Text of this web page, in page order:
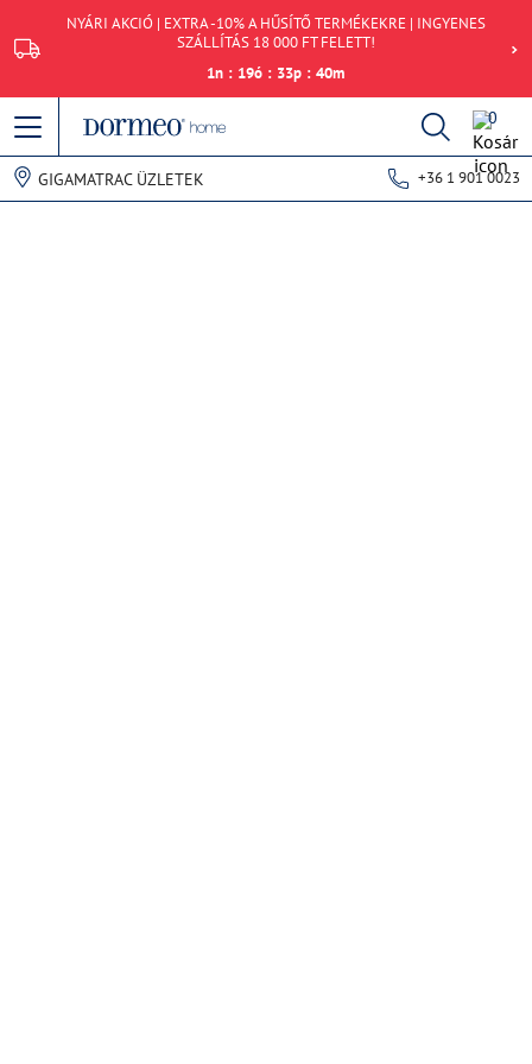
NYÁRI AKCIÓ | EXTRA -10% A HŰSÍTŐ TERMÉKEKRE | INGYENES
SZÁLLÍTÁS 18 000 FT FELETT!
1n : 19ó : 33p : 40m
0
GIGAMATRAC ÜZLETEK +36 1 901 0023